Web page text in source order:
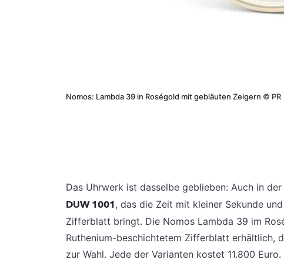
Nomos: Lambda 39 in Roségold mit gebläuten Zeigern © PR
Das Uhrwerk ist dasselbe geblieben: Auch in
DUW 1001, das die Zeit mit kleiner Sekunde
Zifferblatt bringt. Die Nomos Lambda 39 im
Ruthenium-beschichtetem Zifferblatt erhältlich,
zur Wahl. Jede der Varianten kostet 11.800 Euro.